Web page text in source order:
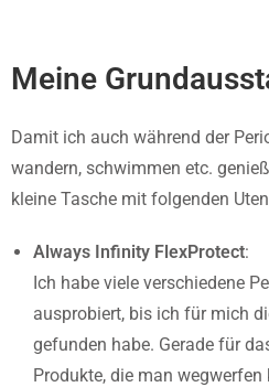
Meine
Damit ich auch während der
wandern, schwimmen etc.
kleine Tasche mit folgenden
Always Infinity FlexProtect:
Ich habe viele verschiedene
ausprobiert, bis ich für mich
gefunden habe. Gerade für
Produkte, die man